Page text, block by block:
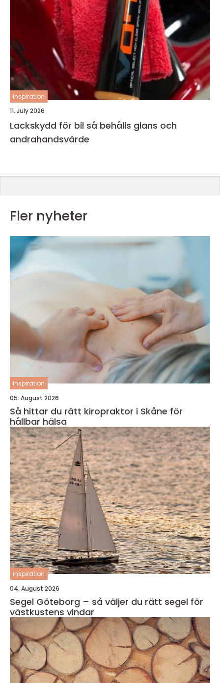
inspiration
11. July 2026
Lackskydd för bil så behålls glans och
andrahandsvärde
Fler nyheter
inspiration
05. August 2026
Så hittar du rätt kiropraktor i Skåne för
hållbar hälsa
inspiration
04. August 2026
Segel Göteborg – så väljer du rätt segel för
västkustens vindar